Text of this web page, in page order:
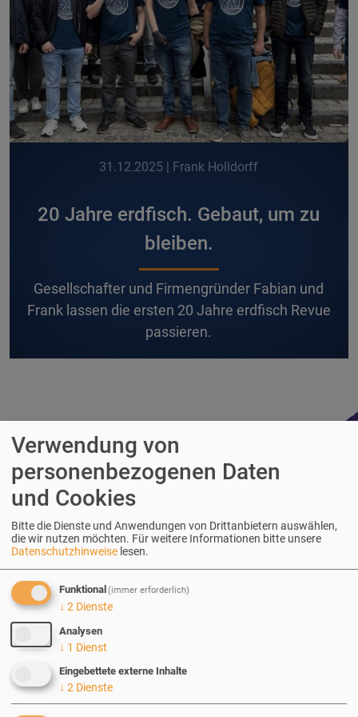
31.12.2025 | Frank Holldorff
20 Jahre erdfisch. Gebaut, um zu
bleiben.
Gesellschafter und Firmengründer Fabian und
Frank lassen die ersten 20 Jahre erdfisch Revue
passieren.
Über erdfisch
Der Drupal-Experte erdfisch mit Sitz in
Heidelberg/Neckar bietet seit 2005 Web-Lösungen rund
um das Open- Source-WCMS Drupal an.
Kontakt
Verwendung von
personenbezogenen Daten
und Cookies
Bitte die Dienste und Anwendungen von Drittanbietern auswählen,
die wir nutzen möchten. Für weitere Informationen bitte unsere
Datenschutzhinweise lesen.
Funktional(immer erforderlich)
↓ 2 Dienste
Analysen
↓ 1 Dienst
Eingebettete externe Inhalte
↓ 2 Dienste